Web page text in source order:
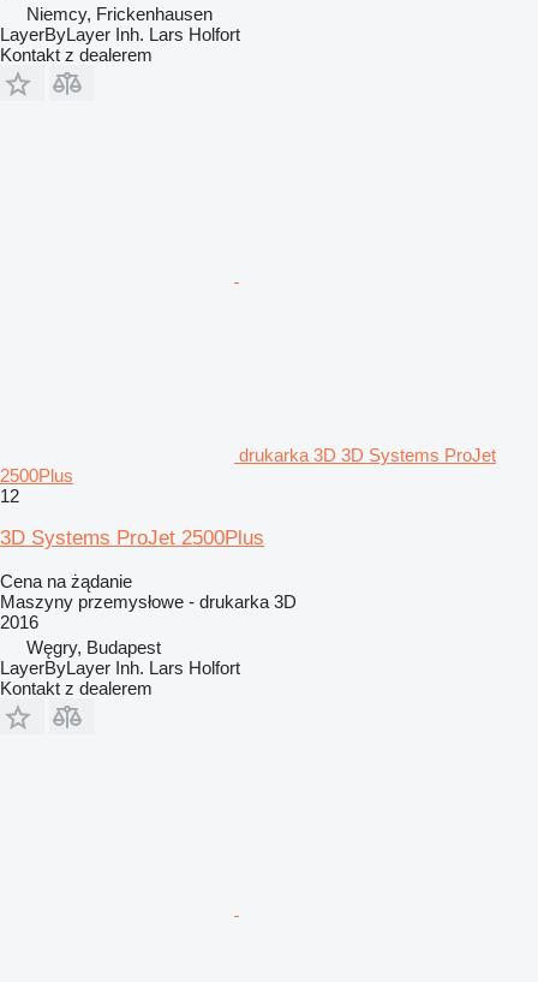
Niemcy, Frickenhausen
LayerByLayer Inh. Lars Holfort
Kontakt z dealerem
drukarka 3D 3D Systems ProJet
2500Plus
12
3D Systems ProJet 2500Plus
Cena na żądanie
Maszyny przemysłowe - drukarka 3D
2016
Węgry, Budapest
LayerByLayer Inh. Lars Holfort
Kontakt z dealerem